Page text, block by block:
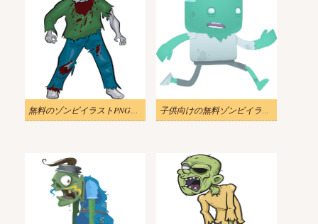
無料のゾンビイラストPNG画像 子供向けの無料ゾンビイラスト